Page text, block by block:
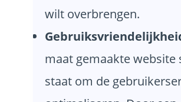
wilt overbrengen.
maat gemaakte website
staat om de